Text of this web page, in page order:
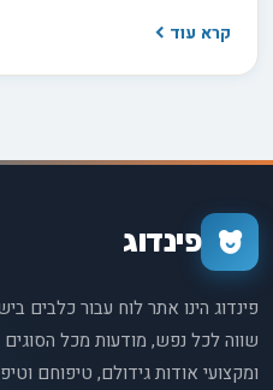
סביבתי. בעזרת הבנה מעמיקה של
קיימת או פשוט מחפשים דרכים
קרא עוד
פינדוג
פינדוג הינו אתר לוח עבור כלבים
שווה לכל נפש, מודעות מכל
ומקצועי אודות גידולם, טיפוחם